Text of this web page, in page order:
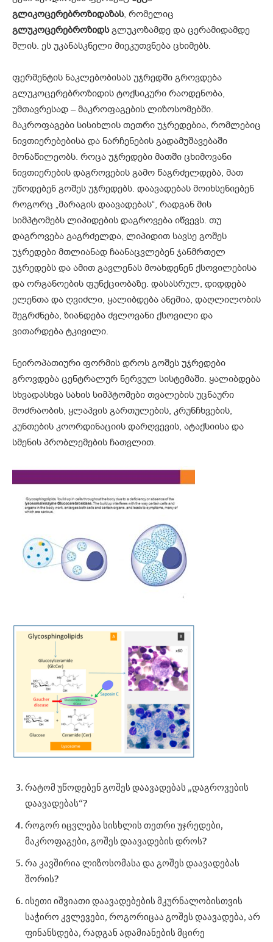
გლიკოცერებროზიდაზას, რომელიც
გლუკოცერებროზიდსგლუკოზამდე და ცერამიდამდე
შლის. ეს უკანასკნელი მიეკუთვნება ცხიმებს.
ფერმენტის ნაკლებობისას უჯრედში გროვდება
გლუკოცერებროზიდის ტოქსიკური რაოდენობა,
უმთავრესად – მაკროფაგების ლიზოსომებში.
მაკროფაგები სისიხლის თეთრი უჯრედებია, რომლებიც
ნივთიერებებისა და ნარჩენების გადამუშავებაში
მონაწილეობს. როცა უჯრედები მათში ცხიმოვანი
ნივთიერების დაგროვების გამო წაგრძელდება, მათ
უწოდებენ გოშეს უჯრედებს. დაავადებას მოიხსენიებენ
როგორც „მარაგის დაავადებას“, რადგან მის
სიმპტომებს ლიპიდების დაგროვება იწვევს. თუ
დაგროვება გაგრძელდა, ლიპიდით სავსე გოშეს
უჯრედები მთლიანად ჩაანაცვლებენ ჯანმრთელ
უჯრედებს და ამით გავლენას მოახდენენ ქსოვილებისა
და ორგანოების ფუნქციობაზე. დასასრულ, დიდდება
ელენთა და ღვიძლი, ყალიბდება ანემია, დაღლილობის
შეგრძნება, ზიანდება ძვლოვანი ქსოვილი და
ვითარდება ტკივილი.
ნეიროპათიური ფორმის დროს გოშეს უჯრედები
გროვდება ცენტრალურ ნერვულ სისტემაში. ყალიბდება
სხვადასხვა სახის სიმპტომები თვალების უცნაური
მოძრაობის, ყლაპვის გართულების, კრუნჩხვების,
კუნთების კოორდინაციის დარღვევის, ატაქსიისა და
სმენის პრობლემების ჩათვლით.
რატომ უწოდებენ გოშეს დაავადებას „დაგროვების
დაავადებას“?
როგორ იცვლება სისხლის თეთრი უჯრედები,
მაკროფაგები, გოშეს დაავადების დროს?
რა კავშირია ლიზოსომასა და გოშეს დაავადებას
შორის?
ისეთი იშვიათი დაავადებების მკურნალობისთვის
საჭირო კვლევები, როგორიცაა გოშეს დაავადება, არ
ფინანსდება, რადგან ადამიანების მცირე